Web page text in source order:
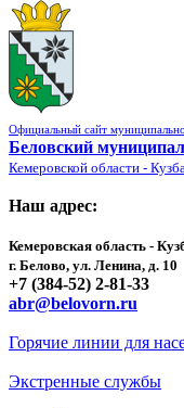
Официальный сайт
Беловский
Кемеровской области -
Наш адрес:
Кемеровская область -
г. Белово, ул. Ленина, д. 10
+7 (384-52) 2-81-33
abr@belovorn.ru
Горячие линии для
Экстренные службы